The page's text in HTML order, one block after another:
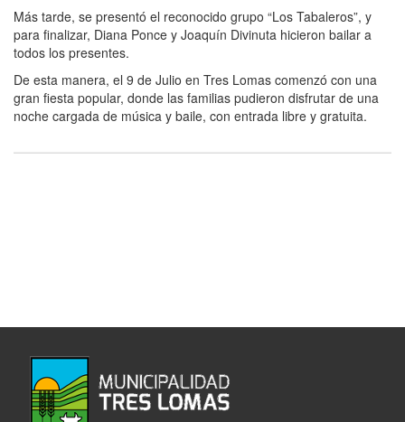
Más tarde, se presentó el reconocido grupo “Los Tabaleros”, y
para finalizar, Diana Ponce y Joaquín Divinuta hicieron bailar a
todos los presentes.
De esta manera, el 9 de Julio en Tres Lomas comenzó con una
gran fiesta popular, donde las familias pudieron disfrutar de una
noche cargada de música y baile, con entrada libre y gratuita.